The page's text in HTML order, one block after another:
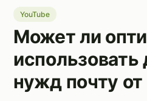
YouTube
Может ли
использовать
нужд почту